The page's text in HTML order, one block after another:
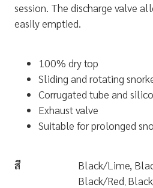
session. The discharge valve
easily emptied.
100% dry top
Sliding and rotating
Corrugated tube and
Exhaust valve
Suitable for prolonged
สี
Black/Lime,
Black/Red,